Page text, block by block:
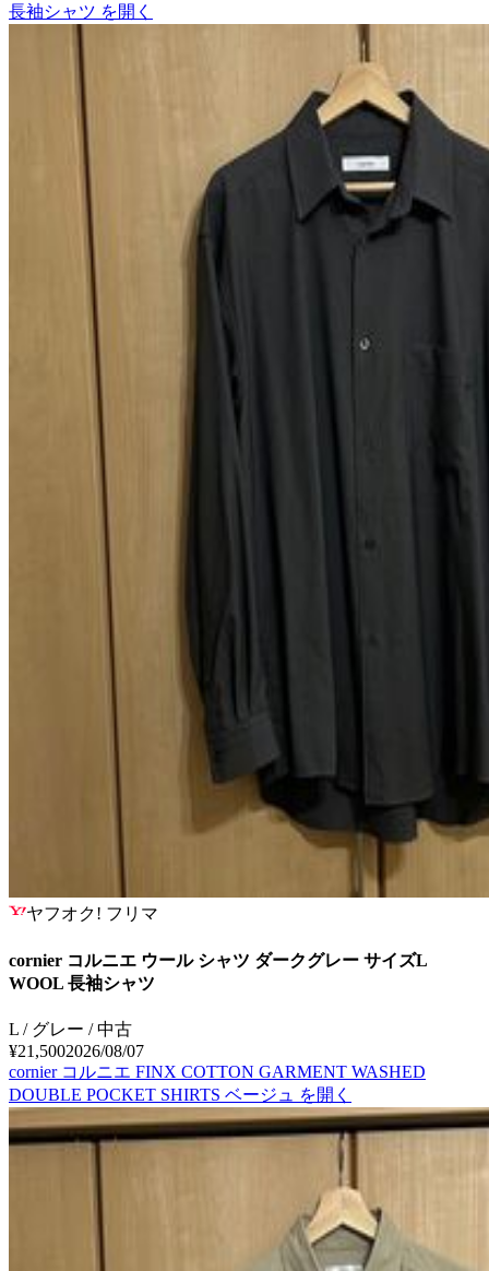
長袖シャツ を開く
ヤフオク! フリマ
cornier コルニエ ウール シャツ ダークグレー サイズL
WOOL 長袖シャツ
L / グレー / 中古
¥21,5002026/08/07
cornier コルニエ FINX COTTON GARMENT WASHED
DOUBLE POCKET SHIRTS ベージュ
を開く